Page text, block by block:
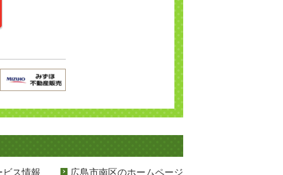
ビス情報 広島市南区のホームページ